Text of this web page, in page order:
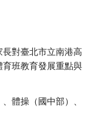
對臺北市立南港高
班教育發展重點與
體操（國中部）、